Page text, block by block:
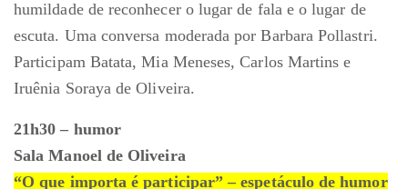
humildade de reconhecer o lugar de fala e o lugar de
escuta. Uma conversa moderada por Barbara Pollastri.
Participam Batata, Mia Meneses, Carlos Martins e
Iruênia Soraya de Oliveira.
21h30 – humor
Sala Manoel de Oliveira
“O que importa é participar” – espetáculo de humor